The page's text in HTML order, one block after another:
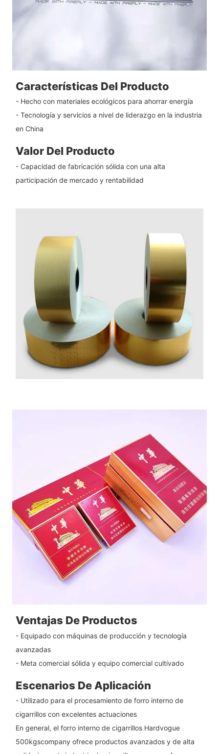
Características Del Producto
- Hecho con materiales ecológicos para ahorrar energía
- Tecnología y servicios a nivel de liderazgo en la industria
en China
Valor Del Producto
- Capacidad de fabricación sólida con una alta
participación de mercado y rentabilidad
Ventajas De Productos
- Equipado con máquinas de producción y tecnología
avanzadas
- Meta comercial sólida y equipo comercial cultivado
Escenarios De Aplicación
- Utilizado para el procesamiento de forro interno de
cigarrillos con excelentes actuaciones
En general, el forro interno de cigarrillos Hardvogue
500kgscompany ofrece productos avanzados y de alta